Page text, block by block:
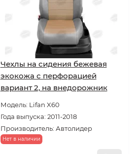
Чехлы на сидения бежевая
экокожа с перфорацией
вариант 2, на внедорожник
Модель: Lifan X60
Года выпуска: 2011-2018
Производитель: Автолидер
Нет в наличии